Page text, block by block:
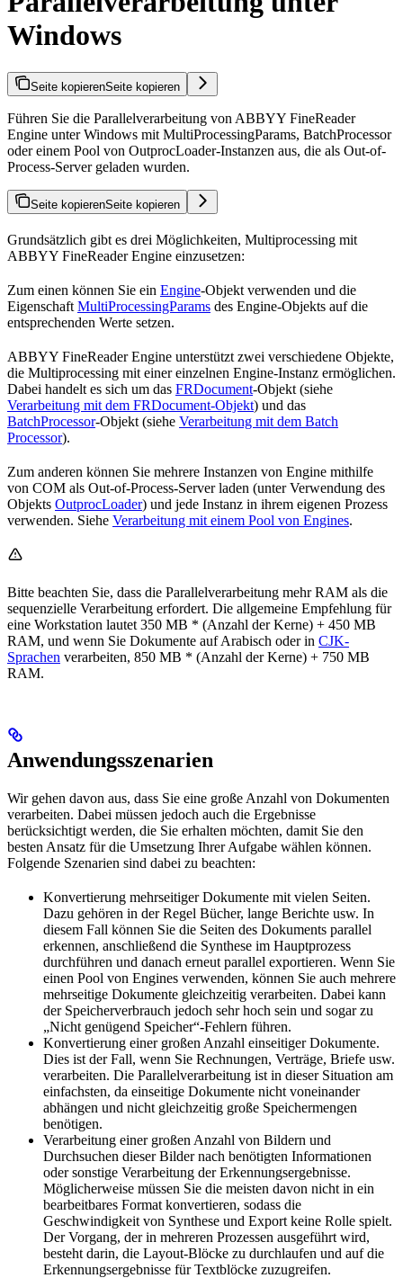
Windows
Seite kopierenSeite kopieren
Führen Sie die Parallelverarbeitung von ABBYY FineReader
Engine unter Windows mit MultiProcessingParams, BatchProcessor
oder einem Pool von OutprocLoader-Instanzen aus, die als Out-of-
Process-Server geladen wurden.
Seite kopierenSeite kopieren
Grundsätzlich gibt es drei Möglichkeiten, Multiprocessing mit
ABBYY FineReader Engine einzusetzen:
Zum einen können Sie ein Engine-Objekt verwenden und die
Eigenschaft MultiProcessingParams des Engine-Objekts auf die
entsprechenden Werte setzen.
ABBYY FineReader Engine unterstützt zwei verschiedene Objekte,
die Multiprocessing mit einer einzelnen Engine-Instanz ermöglichen.
Dabei handelt es sich um das FRDocument-Objekt (siehe
Verarbeitung mit dem FRDocument-Objekt) und das
BatchProcessor-Objekt (siehe Verarbeitung mit dem Batch
Processor).
Zum anderen können Sie mehrere Instanzen von Engine mithilfe
von COM als Out-of-Process-Server laden (unter Verwendung des
Objekts OutprocLoader) und jede Instanz in ihrem eigenen Prozess
verwenden. Siehe Verarbeitung mit einem Pool von Engines.
Bitte beachten Sie, dass die Parallelverarbeitung mehr RAM als die
sequenzielle Verarbeitung erfordert. Die allgemeine Empfehlung für
eine Workstation lautet 350 MB * (Anzahl der Kerne) + 450 MB
RAM, und wenn Sie Dokumente auf Arabisch oder in CJK-
Sprachen verarbeiten, 850 MB * (Anzahl der Kerne) + 750 MB
RAM.
Anwendungsszenarien
Wir gehen davon aus, dass Sie eine große Anzahl von Dokumenten
verarbeiten. Dabei müssen jedoch auch die Ergebnisse
berücksichtigt werden, die Sie erhalten möchten, damit Sie den
besten Ansatz für die Umsetzung Ihrer Aufgabe wählen können.
Folgende Szenarien sind dabei zu beachten:
Konvertierung mehrseitiger Dokumente mit vielen Seiten.
Dazu gehören in der Regel Bücher, lange Berichte usw. In
diesem Fall können Sie die Seiten des Dokuments parallel
erkennen, anschließend die Synthese im Hauptprozess
durchführen und danach erneut parallel exportieren. Wenn Sie
einen Pool von Engines verwenden, können Sie auch mehrere
mehrseitige Dokumente gleichzeitig verarbeiten. Dabei kann
der Speicherverbrauch jedoch sehr hoch sein und sogar zu
„Nicht genügend Speicher“-Fehlern führen.
Konvertierung einer großen Anzahl einseitiger Dokumente.
Dies ist der Fall, wenn Sie Rechnungen, Verträge, Briefe usw.
verarbeiten. Die Parallelverarbeitung ist in dieser Situation am
einfachsten, da einseitige Dokumente nicht voneinander
abhängen und nicht gleichzeitig große Speichermengen
benötigen.
Verarbeitung einer großen Anzahl von Bildern und
Durchsuchen dieser Bilder nach benötigten Informationen
oder sonstige Verarbeitung der Erkennungsergebnisse.
Möglicherweise müssen Sie die meisten davon nicht in ein
bearbeitbares Format konvertieren, sodass die
Geschwindigkeit von Synthese und Export keine Rolle spielt.
Der Vorgang, der in mehreren Prozessen ausgeführt wird,
besteht darin, die Layout-Blöcke zu durchlaufen und auf die
Erkennungsergebnisse für Textblöcke zuzugreifen.